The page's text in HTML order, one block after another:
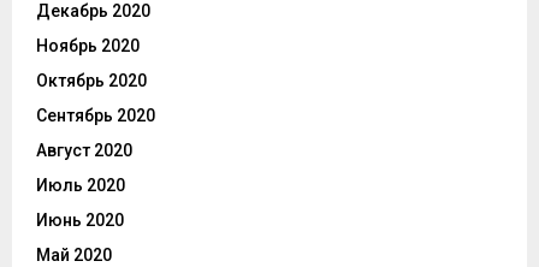
Декабрь 2020
Ноябрь 2020
Октябрь 2020
Сентябрь 2020
Август 2020
Июль 2020
Июнь 2020
Май 2020